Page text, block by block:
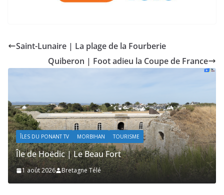
Saint-Lunaire | La plage de la Fourberie
Quiberon | Foot adieu la Coupe de France
PONANT TV MORBIHAN TOURISME
Hoëdic | Le Beau Fort
2026 Bretagne Télé
ÎLES DU
Île de
1 août